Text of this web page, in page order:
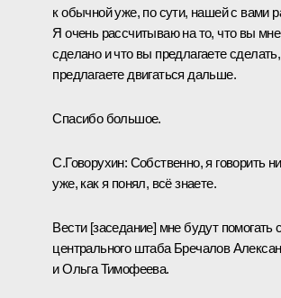
к обычной уже, по сути, нашей с вами
Я очень рассчитываю на то, что вы
сделано и что вы предлагаете
предлагаете двигаться дальше.
Спасибо большое.
С.Говорухин: Собственно, я говорить
уже, как я понял, всё знаете.
Вести [заседание] мне будут помогать
центрального штаба Бречалов
и Ольга Тимофеева.